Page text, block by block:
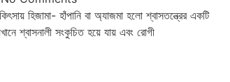
হিজামা- হাঁপানি বা অ্যাজমা হলো শ্বাসতন্ত্রের একটি
শ্বাসনালী সংকুচিত হয়ে যায় এবং রোগী